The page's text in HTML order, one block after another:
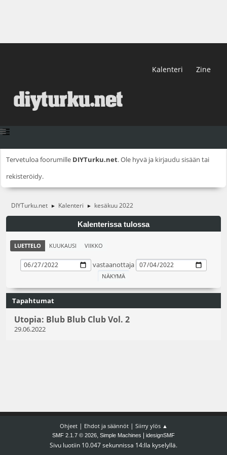
Kalenteri Zine
Tervetuloa foorumille DIYTurku.net. Ole hyvä ja kirjaudu sisään tai
rekisteröidy.
DIYTurku.net ► Kalenteri ► kesäkuu 2022
Kalenterissa tulossa
LUETTELO KUUKAUSI VIIKKO
vastaanottaja
Tapahtumat
Utopia: Blub Blub Club Vol. 2
29.06.2022
Ohjeet| Ehdot ja säännöt| Siirry ylös ▲
SMF 2.1.7 © 2026, Simple Machines idesignSMF
Sivu luotiin 10.047 sekunnissa 14:lla kyselyllä.